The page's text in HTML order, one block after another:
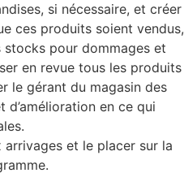
si nécessaire, et créer
ces produits soient vendus,
pour dommages et
en revue tous les produits
le gérant du magasin des
d’amélioration en ce qui
arrivages et le placer sur la